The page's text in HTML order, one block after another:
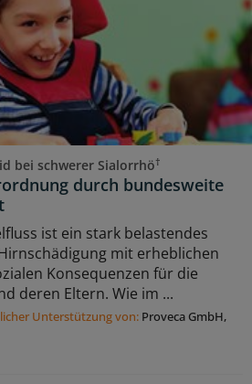
bei schwerer Sialorrhö†
durch bundesweite
ist ein stark belastendes
mit erheblichen
Konsequenzen für die
deren Eltern. Wie im ...
Unterstützung von: Proveca GmbH,